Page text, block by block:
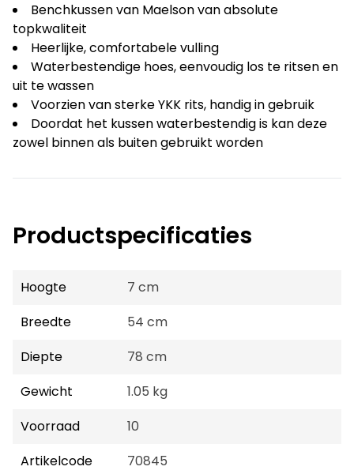
Benchkussen van Maelson van absolute
topkwaliteit
Heerlijke, comfortabele vulling
Waterbestendige hoes, eenvoudig los te ritsen en
uit te wassen
Voorzien van sterke YKK rits, handig in gebruik
Doordat het kussen waterbestendig is kan deze
zowel binnen als buiten gebruikt worden
Productspecificaties
Hoogte
7 cm
Breedte
54 cm
Diepte
78 cm
Gewicht
1.05 kg
Voorraad
10
Artikelcode
70845